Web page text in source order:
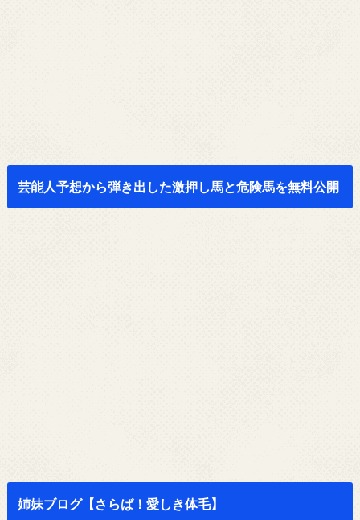
芸能人予想から弾き出した激押し馬と危険馬を無料公開
姉妹ブログ【さらば！愛しき体毛】